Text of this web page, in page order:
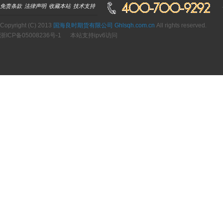
免责条款 法律声明 收藏本站 技术支持
Copyright (C) 2013 国海良时期货有限公司 Ghlsqh.com.cn All rights reserved.
浙ICP备05008236号-1 本站支持ipv6访问